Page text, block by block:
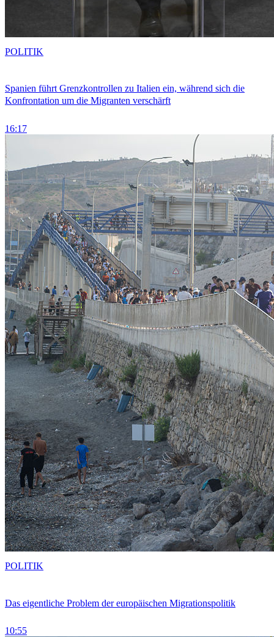
Spanien führt Grenzkontrollen zu Italien ein, während sich die
Konfrontation um die Migranten verschärft
16:17
POLITIK
Das eigentliche Problem der europäischen Migrationspolitik
10:55
POLITIK